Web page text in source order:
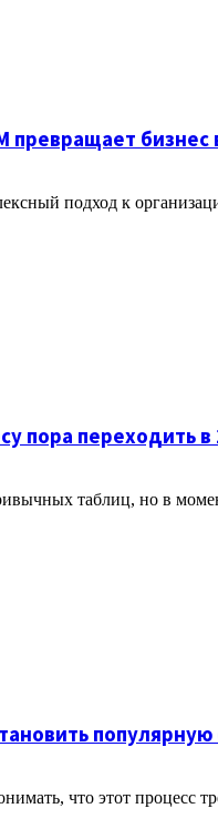
превращает
подход к
пора переходить в
таблиц, но в
что этот процесс